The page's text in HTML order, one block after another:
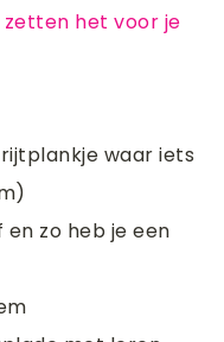
zetten het voor je
waar iets
zo heb je een